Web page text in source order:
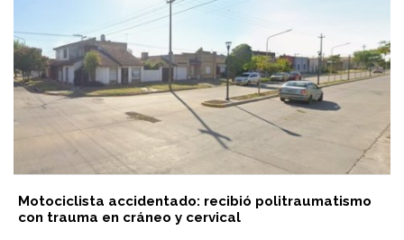
Motociclista accidentado: recibió politraumatismo
con trauma en cráneo y cervical